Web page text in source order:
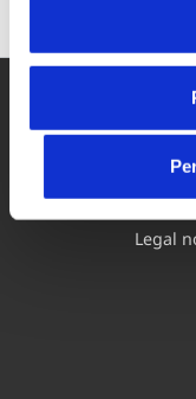
Legal